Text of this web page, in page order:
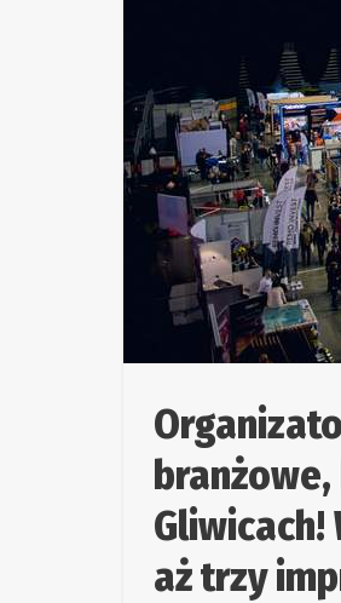
aż trzy